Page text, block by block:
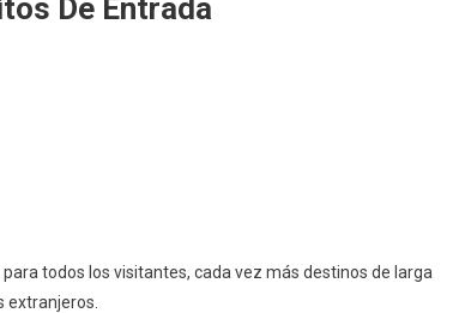
De Entrada
todos los visitantes, cada vez más destinos de larga
extranjeros.